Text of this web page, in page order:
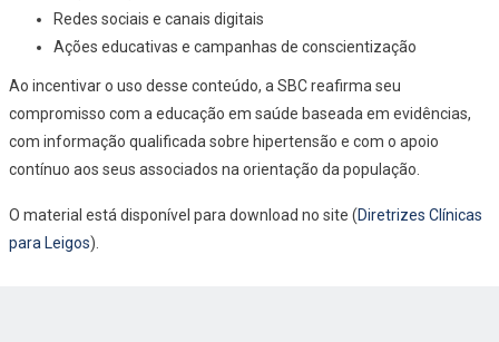
Redes sociais e canais digitais
Ações educativas e campanhas de conscientização
Ao incentivar o uso desse conteúdo, a SBC reafirma seu
compromisso com a educação em saúde baseada em evidências,
com informação qualificada sobre hipertensão e com o apoio
contínuo aos seus associados na orientação da população.
O material está disponível para download no site (Diretrizes Clínicas
para Leigos).